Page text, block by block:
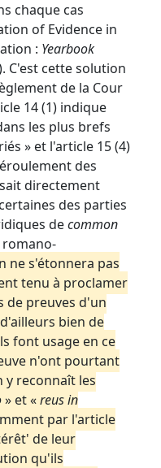
chaque cas
of Evidence in
: Yearbook
C'est cette solution
de la Cour
14 (1) indique
les plus brefs
» et l'article 15 (4)
des
directement
des parties
decommon
romano-
ne s'étonnera pas
tenu à proclamer
de preuves d'un
bien de
font usage en ce
n'ont pourtant
y reconnaît les
» et «reus in
par l'article
de leur
qu'ils